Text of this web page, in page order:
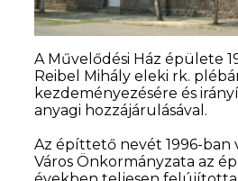
A Művelődési Ház épülete
Reibel Mihály eleki rk.
kezdeményezésére és
anyagi hozzájárulásával.
Az építtető nevét 1996-ban
Város Önkormányzata az